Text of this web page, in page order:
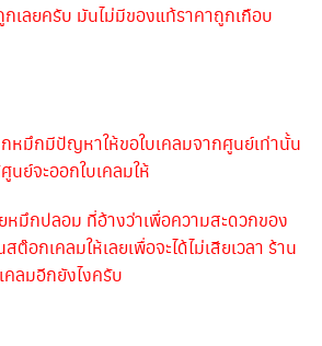
เลยครับ มันไม่มีของแท้ราคาถูกเกือบ
มึกมีปัญหาให้ขอใบเคลมจากศูนย์เท่านั้น
นย์จะออกใบเคลมให้
มึกปลอม ที่อ้างว่าเพื่อความสะดวกของ
ต๊อกเคลมให้เลยเพื่อจะได้ไม่เสียเวลา ร้าน
ลมอีกยังไงครับ